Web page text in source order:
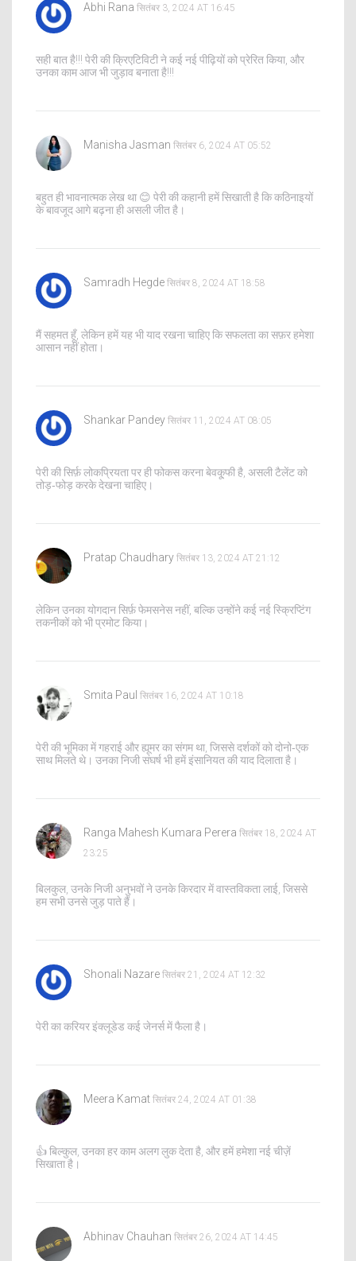
Abhi Rana सितंबर 3, 2024 AT 16:45
सही बात है!!! पेरी की क्रिएटिविटी ने कई नई पीढ़ियों को प्रेरित किया, और
उनका काम आज भी जुड़ाव बनाता है!!!
Manisha Jasman सितंबर 6, 2024 AT 05:52
बहुत ही भावनात्मक लेख था 😊 पेरी की कहानी हमें सिखाती है कि कठिनाइयों
के बावजूद आगे बढ़ना ही असली जीत है।
Samradh Hegde सितंबर 8, 2024 AT 18:58
मैं सहमत हूँ, लेकिन हमें यह भी याद रखना चाहिए कि सफलता का सफ़र हमेशा
आसान नहीं होता।
Shankar Pandey सितंबर 11, 2024 AT 08:05
पेरी की सिर्फ़ लोकप्रियता पर ही फोकस करना बेवकू्फी है, असली टैलेंट को
तोड़‑फोड़ करके देखना चाहिए।
Pratap Chaudhary सितंबर 13, 2024 AT 21:12
लेकिन उनका योगदान सिर्फ़ फेमसनेस नहीं, बल्कि उन्होंने कई नई स्क्रिप्टिंग
तकनीकों को भी प्रमोट किया।
Smita Paul सितंबर 16, 2024 AT 10:18
पेरी की भूमिका में गहराई और ह्यूमर का संगम था, जिससे दर्शकों को दोनो‑एक
साथ मिलते थे। उनका निजी संघर्ष भी हमें इंसानियत की याद दिलाता है।
Ranga Mahesh Kumara Perera सितंबर 18, 2024 AT
23:25
बिलकुल, उनके निजी अनुभवों ने उनके किरदार में वास्तविकता लाई, जिससे
हम सभी उनसे जुड़ पाते हैं।
Shonali Nazare सितंबर 21, 2024 AT 12:32
पेरी का करियर इंक्लूडेड कई जेनर्स में फैला है।
Meera Kamat सितंबर 24, 2024 AT 01:38
👍 बिल्कुल, उनका हर काम अलग लुक देता है, और हमें हमेशा नई चीज़ें
सिखाता है।
Abhinav Chauhan सितंबर 26, 2024 AT 14:45